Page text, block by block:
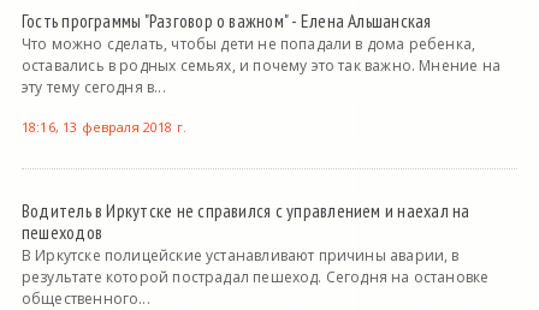
Гость программы "Разговор о важном" - Елена Альшанская
Что можно сделать, чтобы дети не попадали в дома ребенка,
оставались в родных семьях, и почему это так важно. Мнение на
эту тему сегодня в...
18:16, 13 февраля 2018 г.
Водитель в Иркутске не справился с управлением и наехал на
пешеходов
В Иркутске полицейские устанавливают причины аварии, в
результате которой пострадал пешеход. Сегодня на остановке
общественного...